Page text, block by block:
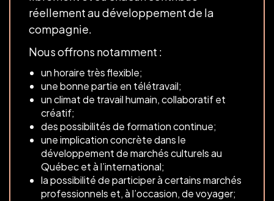
réellement au développement de la
compagnie.
Nous offrons notamment :
un horaire très flexible;
une bonne partie en télétravail;
un climat de travail humain, collaboratif et
créatif;
des possibilités de formation continue;
une implication concrète dans le
développement de marchés culturels au
Québec et à l’international;
la possibilité de participer à certains marchés
professionnels et, à l’occasion, de voyager;